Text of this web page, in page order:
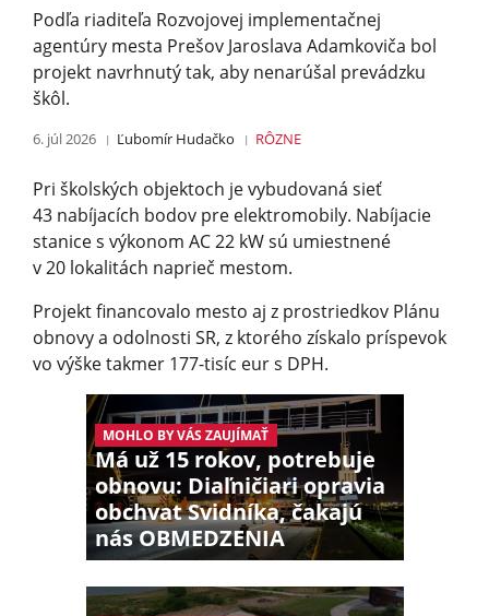
Podľa riaditeľa Rozvojovej implementačnej
agentúry mesta Prešov Jaroslava Adamkoviča bol
projekt navrhnutý tak, aby nenarúšal prevádzku
škôl.
6. júl 2026 Ľubomír Hudačko RÔZNE
Pri školských objektoch je vybudovaná sieť
43 nabíjacích bodov pre elektromobily. Nabíjacie
stanice s výkonom AC 22 kW sú umiestnené
v 20 lokalitách naprieč mestom.
Projekt financovalo mesto aj z prostriedkov Plánu
obnovy a odolnosti SR, z ktorého získalo príspevok
vo výške takmer 177-tisíc eur s DPH.
MOHLO BY VÁS ZAUJÍMAŤ
Má už 15 rokov, potrebuje
obnovu: Diaľničiari opravia
obchvat Svidníka, čakajú
nás OBMEDZENIA